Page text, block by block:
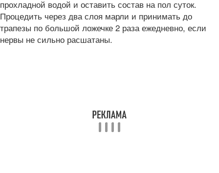
прохладной водой и оставить состав на пол суток.
Процедить через два слоя марли и принимать до
трапезы по большой ложечке 2 раза ежедневно, если
нервы не сильно расшатаны.